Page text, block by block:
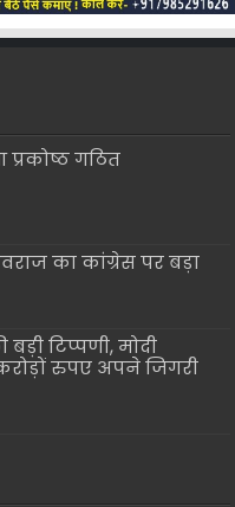
गठित
का कांग्रेस पर बड़ा
टिप्पणी, मोदी
रुपए अपने जिगरी